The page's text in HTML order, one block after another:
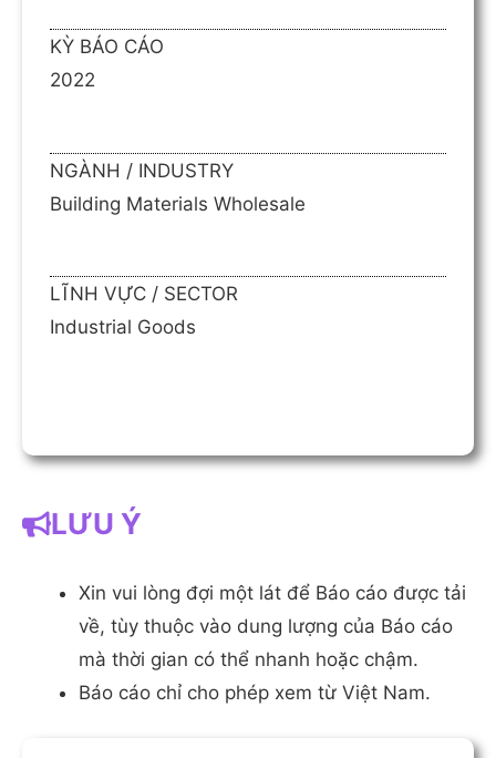
KỲ BÁO CÁO
2022
NGÀNH / INDUSTRY
Building Materials Wholesale
LĨNH VỰC / SECTOR
Industrial Goods
LƯU Ý
Xin vui lòng đợi một lát để Báo cáo được tải
về, tùy thuộc vào dung lượng của Báo cáo
mà thời gian có thể nhanh hoặc chậm.
Báo cáo chỉ cho phép xem từ Việt Nam.